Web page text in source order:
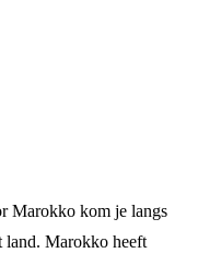
Marokko kom je langs
land. Marokko heeft